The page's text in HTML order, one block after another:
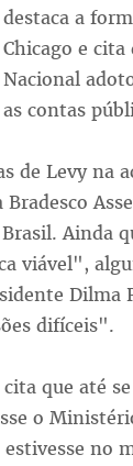
destaca a
Chicago e
Nacional
as contas
de Levy na
Ainda
viável",
Dilma
difíceis".
que até
o
no